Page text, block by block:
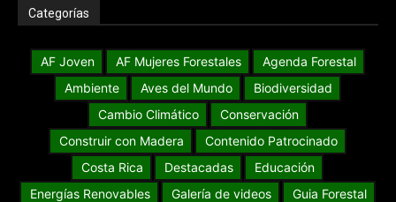
Categorías
AF Joven AF Mujeres Forestales
Agenda Forestal
Ambiente
Aves del Mundo
Biodiversidad
Cambio Climático
Conservación
Construir con Madera
Contenido Patrocinado
Costa Rica
Destacadas
Educación
Energías Renovables
Galería de videos
Guia Forestal